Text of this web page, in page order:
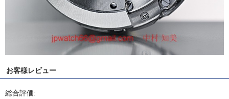
お客様レビュー
総合評価: